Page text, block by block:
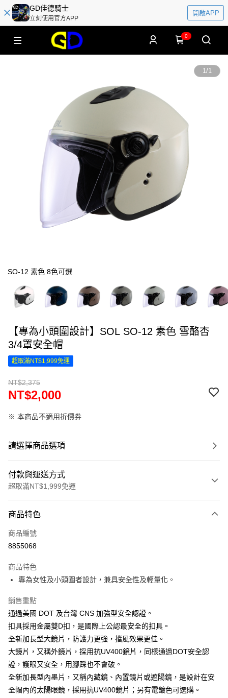
GD佳德騎士
立刻使用官方APP
開啟APP
0
1/1
SO-12 素色 8色可選
【專為小頭圍設計】SOL SO-12 素色 雪酪杏
3/4罩安全帽
超取滿NT$1,999免運
NT$2,375
NT$2,000
※ 本商品不適用折價券
請選擇商品選項
付款與運送方式
超取滿NT$1,999免運
信用卡一次付款
信用卡分期付款
合作金庫商業銀行
華南商業銀行
彰化商業銀行
國泰世華商業銀行
臺灣中小企業銀行
台中商業銀行
匯豐（台灣）商業銀行
華泰商業銀行
聯邦商業銀行
遠東國際商業銀行
元大商業銀行
永豐商業銀行
台新國際商業銀行
台灣樂天信用卡公司
超商取貨付款
Apple Pay
街口支付
悠遊付
Google Pay
全盈+PAY
商品特色
商品編號
8855068
商品特色
專為女性及小頭圍者設計，兼具安全性及輕量化。
銷售重點
通過美國 DOT 及台灣 CNS 加強型安全認證。
扣具採用金屬雙D扣，是國際上公認最安全的扣具。
全新加長型大鏡片，防護力更強，擋風效果更佳。
大鏡片，又稱外鏡片，採用抗UV400鏡片，同樣通過DOT安全認
證，護眼又安全，用腳踩也不會破。
全新加長型內墨片，又稱內藏鏡、內置鏡片或遮陽鏡，是設計在安
全帽內的太陽眼鏡，採用抗UV400鏡片；另有電鍍色可選購。